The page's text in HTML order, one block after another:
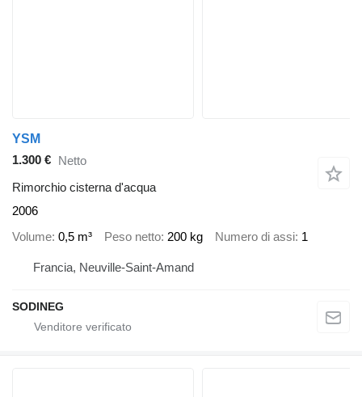
YSM
1.300 € Netto
Rimorchio cisterna d'acqua
2006
Volume 0,5 m³ Peso netto 200 kg Numero di assi 1
Francia, Neuville-Saint-Amand
SODINEG